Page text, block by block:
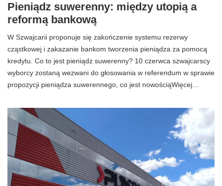
Pieniądz suwerenny: między utopią a
reformą bankową
W Szwajcarii proponuje się zakończenie systemu rezerwy
cząstkowej i zakazanie bankom tworzenia pieniądza za pomocą
kredytu. Co to jest pieniądz suwerenny? 10 czerwca szwajcarscy
wyborcy zostaną wezwani do głosowania w referendum w sprawie
propozycji pieniądza suwerennego, co jest nowościąWięcej…